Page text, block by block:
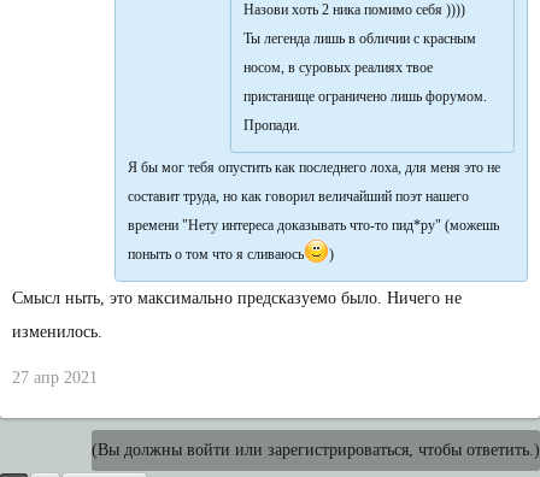
Назови хоть 2 ника помимо себя ))))
Ты легенда лишь в обличии с красным
носом, в суровых реалиях твое
пристанище ограничено лишь форумом.
Пропади.
Я бы мог тебя опустить как последнего лоха, для меня это не
составит труда, но как говорил величайший поэт нашего
времени "Нету интереса доказывать что-то пид*ру" (можешь
поныть о том что я сливаюсь
)
Смысл ныть, это максимально предсказуемо было. Ничего не
изменилось.
27 апр 2021
(Вы должны войти или зарегистрироваться, чтобы ответить.)